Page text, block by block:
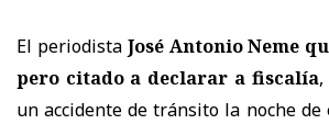
El periodista José Antonio Neme
pero citado a declarar a fiscalía,
un accidente de tránsito la noche